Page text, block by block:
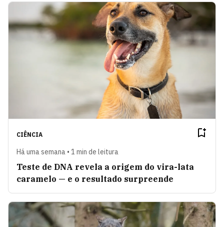
CIÊNCIA
Há uma semana • 1 min de leitura
Teste de DNA revela a origem do vira-lata
caramelo — e o resultado surpreende